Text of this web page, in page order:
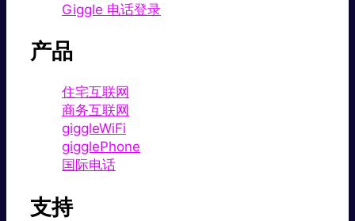
Giggle 电话登录
产品
住宅互联网
商务互联网
giggleWiFi
gigglePhone
国际电话
支持